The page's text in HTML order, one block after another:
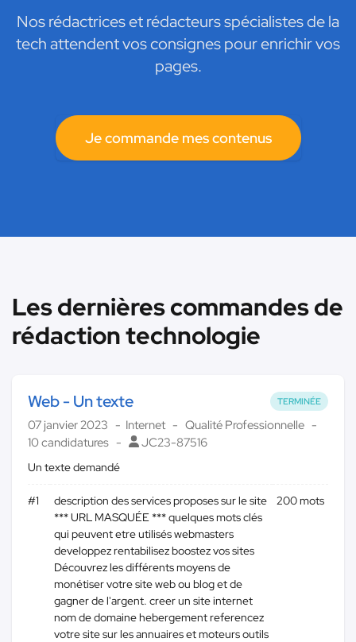
Nos rédactrices et rédacteurs spécialistes de la
tech attendent vos consignes pour enrichir vos
pages.
Je commande mes contenus
Les dernières commandes de
rédaction technologie
TERMINÉE
Web - Un texte
07 janvier 2023 Internet
Qualité Professionnelle
10 candidatures
JC23-87516
Un texte demandé
#1
description des services proposes sur le site
*** URL MASQUÉE *** quelques mots clés
qui peuvent etre utilisés webmasters
developpez rentabilisez boostez vos sites
Découvrez les différents moyens de
monétiser votre site web ou blog et de
gagner de l'argent. creer un site internet
nom de domaine hebergement referencez
votre site sur les annuaires et moteurs outils
200 mots